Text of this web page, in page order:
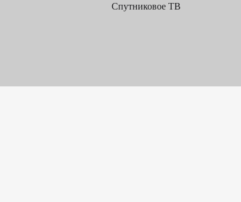
Спутниковое ТВ